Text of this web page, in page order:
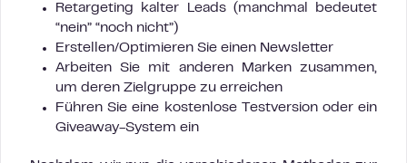
Retargeting kalter Leads (manchmal bedeutet
“nein” “noch nicht”)
Erstellen/Optimieren Sie einen Newsletter
Arbeiten Sie mit anderen Marken zusammen,
um deren Zielgruppe zu erreichen
Führen Sie eine kostenlose Testversion oder ein
Giveaway-System ein